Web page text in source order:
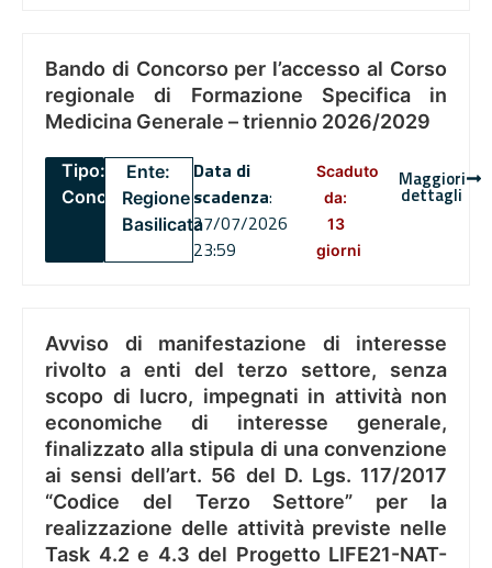
Bando di Concorso per l’accesso al Corso
regionale di Formazione Specifica in
Medicina Generale – triennio 2026/2029
Tipo:
Concorsi
Ente:
Regione
Basilicata
Data di
scadenza:
27/07/2026
23:59
Scaduto
da:
13
giorni
Maggiori
dettagli
Avviso di manifestazione di interesse
rivolto a enti del terzo settore, senza
scopo di lucro, impegnati in attività non
economiche di interesse generale,
finalizzato alla stipula di una convenzione
ai sensi dell’art. 56 del D. Lgs. 117/2017
“Codice del Terzo Settore” per la
realizzazione delle attività previste nelle
Task 4.2 e 4.3 del Progetto LIFE21-NAT-